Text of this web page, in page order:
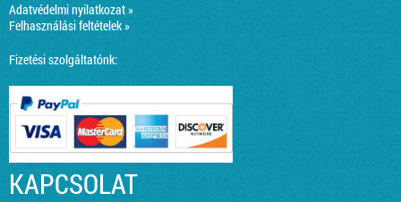
Adatvédelmi nyilatkozat »
Felhasználási feltételek »
Fizetési szolgáltatónk:
KAPCSOLAT